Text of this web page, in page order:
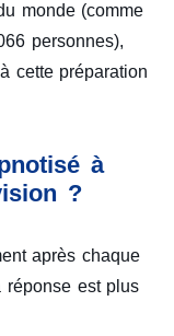
monde (comme
personnes),
cette préparation
à
?
après chaque
réponse est plus